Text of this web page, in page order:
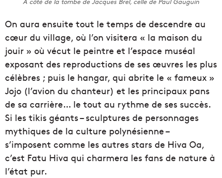
On aura ensuite tout le temps de descendre au
cœur du village, où l’on visitera « la maison du
jouir » où vécut le peintre et l’espace muséal
exposant des reproductions de ses œuvres les plus
célèbres ; puis le hangar, qui abrite le « fameux »
Jojo (l’avion du chanteur) et les principaux pans
de sa carrière… le tout au rythme de ses succès.
Si les tikis géants – sculptures de personnages
mythiques de la culture polynésienne –
s’imposent comme les autres stars de Hiva Oa,
c’est Fatu Hiva qui charmera les fans de nature à
l’état pur.